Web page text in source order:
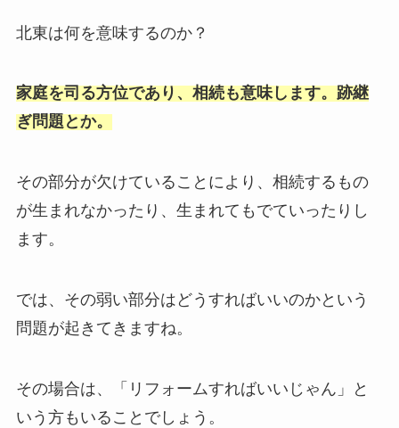
北東は何を意味するのか？
家庭を司る方位であり、相続も意味します。跡継
ぎ問題とか。
その部分が欠けていることにより、相続するもの
が生まれなかったり、生まれてもでていったりし
ます。
では、その弱い部分はどうすればいいのかという
問題が起きてきますね。
その場合は、「リフォームすればいいじゃん」と
いう方もいることでしょう。